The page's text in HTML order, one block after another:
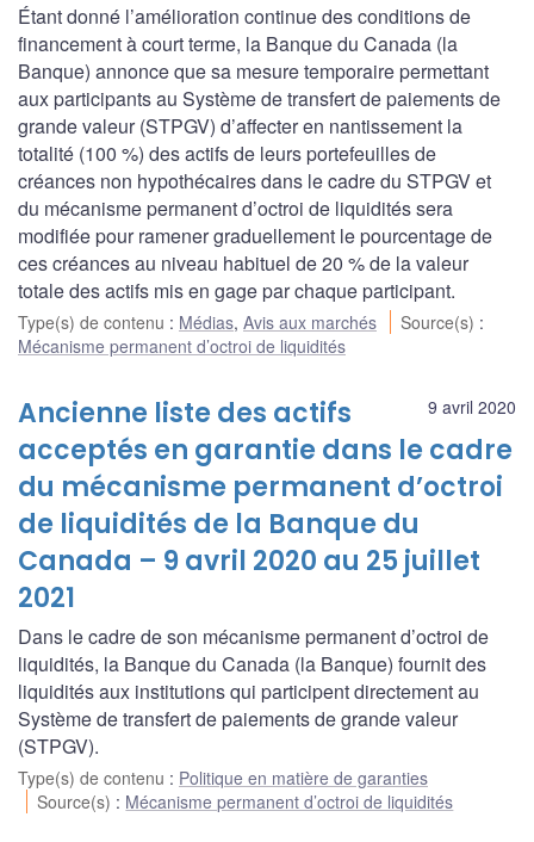
Étant donné l’amélioration continue des conditions de
financement à court terme, la Banque du Canada (la
Banque) annonce que sa mesure temporaire permettant
aux participants au Système de transfert de paiements de
grande valeur (STPGV) d’affecter en nantissement la
totalité (100 %) des actifs de leurs portefeuilles de
créances non hypothécaires dans le cadre du STPGV et
du mécanisme permanent d’octroi de liquidités sera
modifiée pour ramener graduellement le pourcentage de
ces créances au niveau habituel de 20 % de la valeur
totale des actifs mis en gage par chaque participant.
Type(s) de contenu : Médias, Avis aux marchés Source(s) :
Mécanisme permanent d’octroi de liquidités
9 avril 2020
Ancienne liste des actifs
acceptés en garantie dans le cadre
du mécanisme permanent d’octroi
de liquidités de la Banque du
Canada – 9 avril 2020 au 25 juillet
2021
Dans le cadre de son mécanisme permanent d’octroi de
liquidités, la Banque du Canada (la Banque) fournit des
liquidités aux institutions qui participent directement au
Système de transfert de paiements de grande valeur
(STPGV).
Type(s) de contenu : Politique en matière de garanties
Source(s) : Mécanisme permanent d’octroi de liquidités